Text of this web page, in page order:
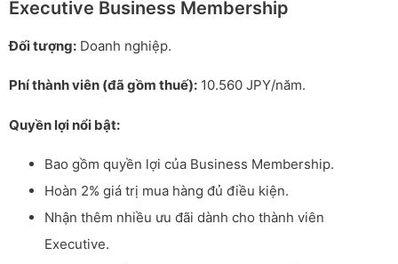
Executive Business Membership
Đối tượng: Doanh nghiệp.
Phí thành viên (đã gồm thuế): 10.560 JPY/năm.
Quyền lợi nổi bật:
Bao gồm quyền lợi của Business Membership.
Hoàn 2% giá trị mua hàng đủ điều kiện.
Nhận thêm nhiều ưu đãi dành cho thành viên
Executive.